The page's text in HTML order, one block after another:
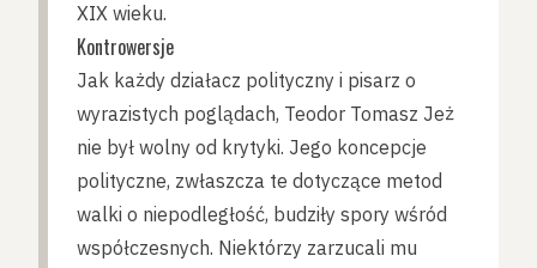
XIX wieku.
Kontrowersje
Jak każdy działacz polityczny i pisarz o
wyrazistych poglądach, Teodor Tomasz Jeż
nie był wolny od krytyki. Jego koncepcje
polityczne, zwłaszcza te dotyczące metod
walki o niepodległość, budziły spory wśród
współczesnych. Niektórzy zarzucali mu